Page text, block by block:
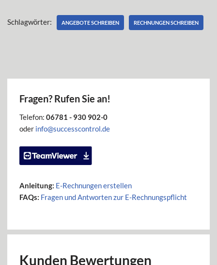
Schlagwörter: ANGEBOTE SCHREIBEN RECHNUNGEN SCHREIBEN
Fragen? Rufen Sie an!
Telefon: 06781 - 930 902-0
oder info@successcontrol.de
Anleitung: E-Rechnungen erstellen
FAQs: Fragen und Antworten zur E-Rechnungspflicht
Kunden Bewertungen